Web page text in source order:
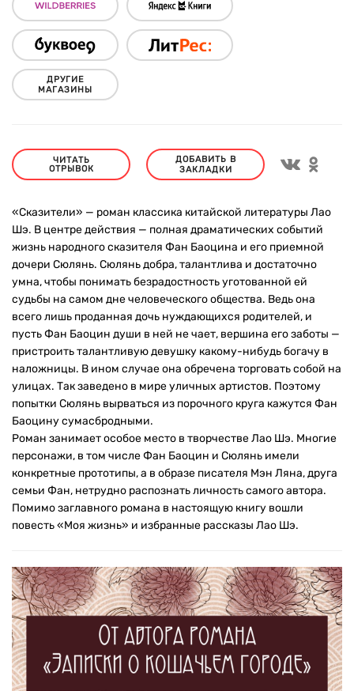
ДРУГИЕ
МАГАЗИНЫ
ЧИТАТЬ
ОТРЫВОК
ДОБАВИТЬ В
ЗАКЛАДКИ
«Сказители» — роман классика китайской литературы Лао
Шэ. В центре действия — полная драматических событий
жизнь народного сказителя Фан Баоцина и его приемной
дочери Сюлянь. Сюлянь добра, талантлива и достаточно
умна, чтобы понимать безрадостность уготованной ей
судьбы на самом дне человеческого общества. Ведь она
всего лишь проданная дочь нуждающихся родителей, и
пусть Фан Баоцин души в ней не чает, вершина его заботы —
пристроить талантливую девушку какому-нибудь богачу в
наложницы. В ином случае она обречена торговать собой на
улицах. Так заведено в мире уличных артистов. Поэтому
попытки Сюлянь вырваться из порочного круга кажутся Фан
Баоцину сумасбродными.
Роман занимает особое место в творчестве Лао Шэ. Многие
персонажи, в том числе Фан Баоцин и Сюлянь имели
конкретные прототипы, а в образе писателя Мэн Ляна, друга
семьи Фан, нетрудно распознать личность самого автора.
Помимо заглавного романа в настоящую книгу вошли
повесть «Моя жизнь» и избранные рассказы Лао Шэ.